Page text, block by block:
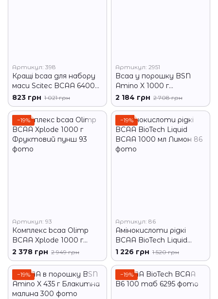
Артикул: 398
Кращі bcaa для набору
маси Scitec BCAA 6400
125 табл
823 грн 1 021 грн
Артикул: 2951
Bcaa у порошку BSN
Amino X 1000 г
Блакитна малина
2 184 грн 2 708 грн
−19%
Артикул: 93
Комплекс bcaa Olimp
BCAA Xplode 1000 г
Фруктовий пунш
2 378 грн 2 949 грн
−19%
Артикул: 86
Амінокислоти рідкі
BCAA BioTech Liquid
BCAA 1000 мл Лимон
1 226 грн 1 520 грн
−19% −19%